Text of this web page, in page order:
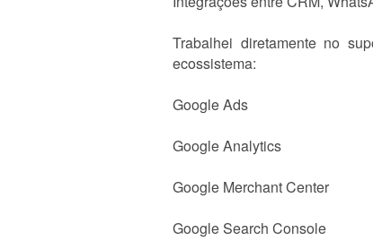
Trabalhei diretamente no
ecossistema:
Google Ads
Google Analytics
Google Merchant Center
Google Search Console